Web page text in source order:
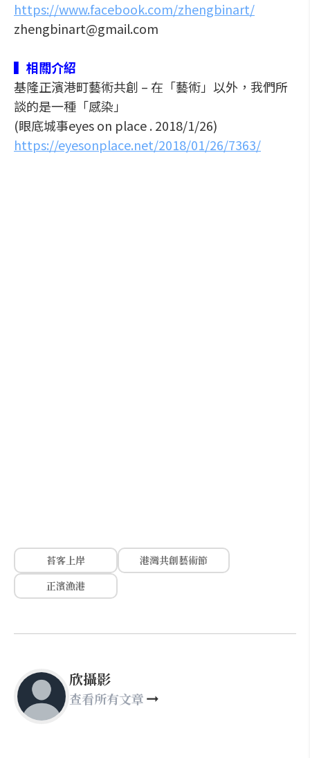
https://www.facebook.com/zhengbinart/
zhengbinart@gmail.com
▍相關介紹
基隆正濱港町藝術共創 – 在「藝術」以外，我們所
談的是一種「感染」
(眼底城事eyes on place . 2018/1/26)
https://eyesonplace.net/2018/01/26/7363/
苔客上岸
港灣共創藝術節
正濱漁港
欣攝影
查看所有文章